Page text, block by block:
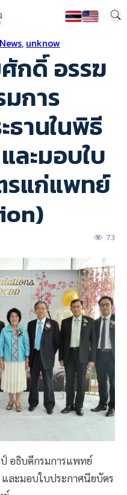
, unknow
กดิ์ อรรฆ
การ
ธานในพิธี
ละมอบใบ
รแก่แพทย์
73
อธิบดีกรมการแพทย์
ละมอบใบประกาศนียบัตร